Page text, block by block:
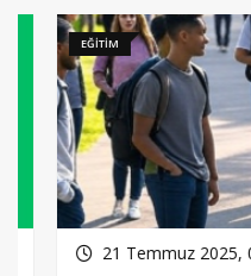
EĞİTİM
21 Temmuz 2025, 04:17